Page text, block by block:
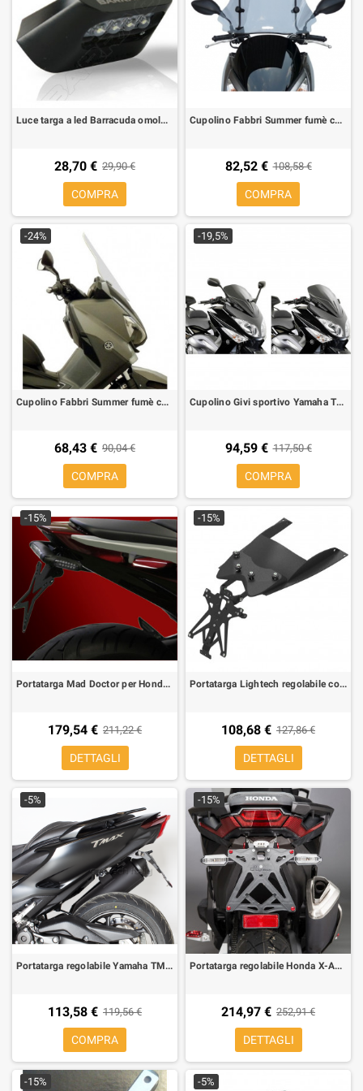
Luce targa a led Barracuda omologata
28,70 € 29,90 €
COMPRA
Cupolino Fabbri Summer fumè chiaro per Honda PCX 125/300 10-, L 590 mm, H 400 mm
82,52 € 108,58 €
COMPRA
-24%
Cupolino Fabbri Summer fumè chiaro per Yamaha X-MAX 400 13-, L 415 mm, H 530 mm
68,43 € 90,04 €
COMPRA
-19,5%
Cupolino Givi sportivo Yamaha TMAX 500 08-11
94,59 € 117,50 €
COMPRA
-15%
Portatarga Mad Doctor per Honda Integra 700 regolabile con gruppo ottico+frecce
179,54 € 211,22 €
DETTAGLI
-15%
Portatarga Lightech regolabile con sottocoda per Yamaha T-Max 500 08-10
108,68 € 127,86 €
DETTAGLI
-5%
Portatarga regolabile Yamaha TMAX 530 17-19, T-MAX 560 20- Evotech ESTR-0224
113,58 € 119,56 €
COMPRA
-15%
Portatarga regolabile Honda X-ADV Lightech con luce targa e catadiottro KTARHO115
214,97 € 252,91 €
DETTAGLI
-15% -5%